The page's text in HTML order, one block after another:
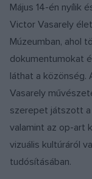
Május 14-én nyílik
Victor Vasarely
Múzeumban, ahol
dokumentumokat
láthat a közönség.
Vasarely
szerepet játszott a
valamint az op-art
vizuális kultúráról
tudósításában.